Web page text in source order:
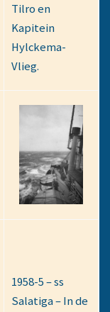
Tilro en
Kapitein
Hylckema-
Vlieg.
1958-5 – ss
Salatiga – In de